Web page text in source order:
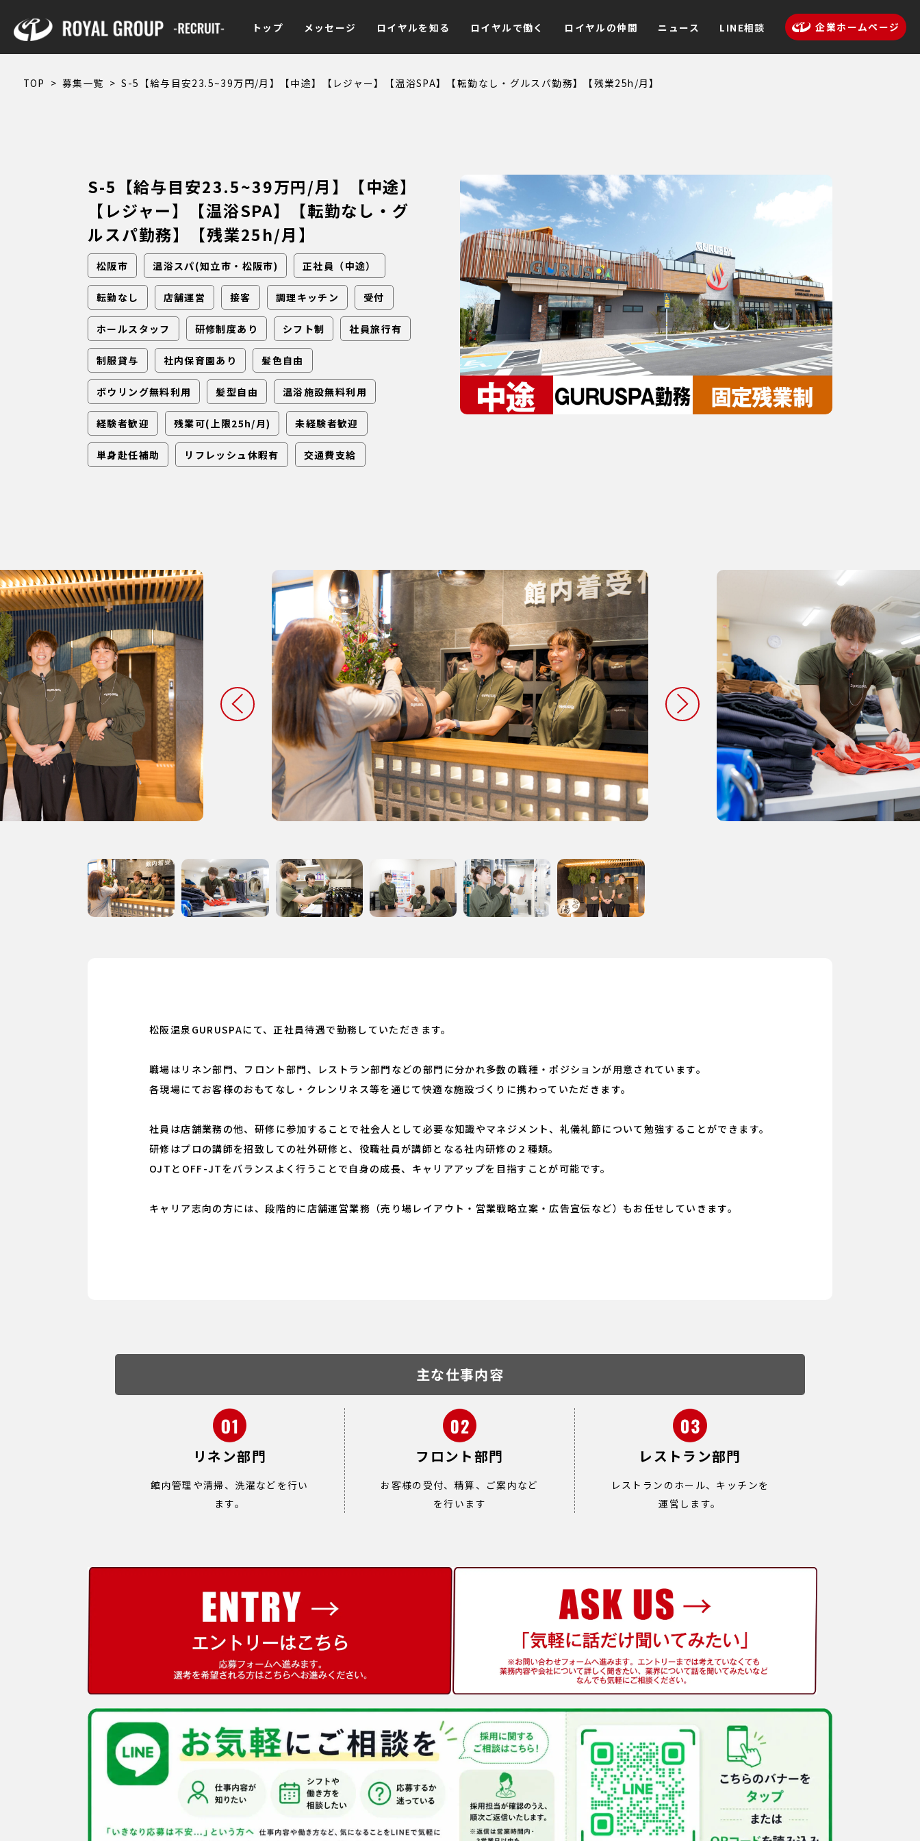
トップ メッセージ ロイヤルを知る ロイヤルで働く ロイヤルの仲間 ニュース LINE相談 企業ホームページ
TOP > 募集一覧 > S-5【給与目安23.5~39万円/月】【中途】【レジャー】【温浴SPA】【転勤なし・グルスパ勤務】【残業25h/月】
S-5【給与目安23.5~39万円/月】【中途】
【レジャー】【温浴SPA】【転勤なし・グ
ルスパ勤務】【残業25h/月】
松阪市 温浴スパ(知立市・松阪市) 正社員（中途）
転勤なし 店舗運営 接客 調理キッチン 受付
ホールスタッフ 研修制度あり シフト制 社員旅行有
制服貸与 社内保育園あり 髪色自由
ボウリング無料利用 髪型自由 温浴施設無料利用
経験者歓迎 残業可(上限25h/月) 未経験者歓迎
単身赴任補助 リフレッシュ休暇有 交通費支給
松阪温泉GURUSPAにて、正社員待遇で勤務していただきます。
職場はリネン部門、フロント部門、レストラン部門などの部門に分かれ多数の職種・ポジションが用意されています。
各現場にてお客様のおもてなし・クレンリネス等を通じて快適な施設づくりに携わっていただきます。
社員は店舗業務の他、研修に参加することで社会人として必要な知識やマネジメント、礼儀礼節について勉強することができます。
研修はプロの講師を招致しての社外研修と、役職社員が講師となる社内研修の２種類。
OJTとOFF-JTをバランスよく行うことで自身の成長、キャリアアップを目指すことが可能です。
キャリア志向の方には、段階的に店舗運営業務（売り場レイアウト・営業戦略立案・広告宣伝など）もお任せしていきます。
主な仕事内容
リネン部門
館内管理や清掃、洗濯などを行い
ます。
フロント部門
お客様の受付、精算、ご案内など
を行います
レストラン部門
レストランのホール、キッチンを
運営します。